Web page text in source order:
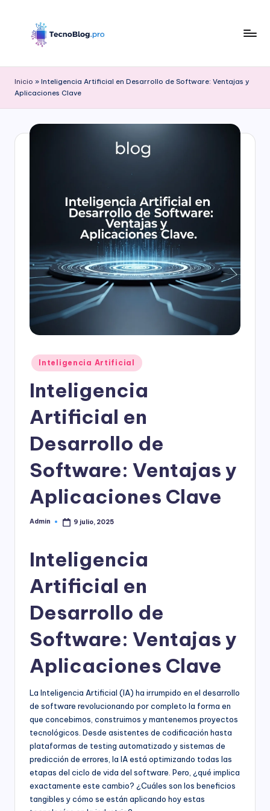
l
o
o
o
Inicio » Inteligencia Artificial en Desarrollo de Software: Ventajas y
Aplicaciones Clave
Publicado
en
Inteligencia Artificial
Inteligencia
Artificial en
Desarrollo de
Software: Ventajas y
Aplicaciones Clave
Publicado
Admin 9 julio, 2025
Inteligencia
Artificial en
Desarrollo de
Software: Ventajas y
Aplicaciones Clave
La Inteligencia Artificial (IA) ha irrumpido en el desarrollo
de software revolucionando por completo la forma en
que concebimos, construimos y mantenemos proyectos
tecnológicos. Desde asistentes de codificación hasta
plataformas de testing automatizado y sistemas de
predicción de errores, la IA está optimizando todas las
etapas del ciclo de vida del software. Pero, ¿qué implica
exactamente este cambio? ¿Cuáles son los beneficios
tangibles y cómo se están aplicando hoy estas